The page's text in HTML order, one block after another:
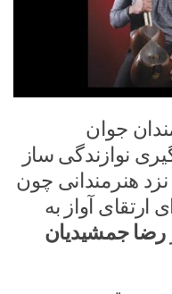
جوان
نوازندگی ساز
هنرمندانی چون
ارتقای آواز به
رضا جمشیدیان